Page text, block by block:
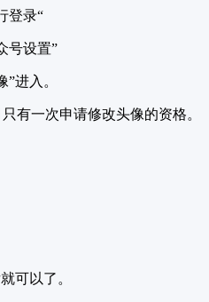
登录“
号设置”
进入。
有一次申请修改头像的资格。
可以了。